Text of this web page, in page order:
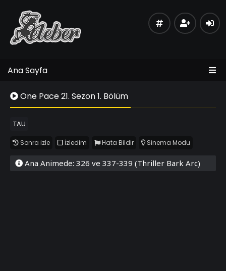
Ana Sayfa
One Pace 21. Sezon 1. Bölüm
TAU
Sonra izle İzledim Hata Bildir Sinema Modu
Ana Animede: 326 ve 337-339 (Thriller Bark Arc)